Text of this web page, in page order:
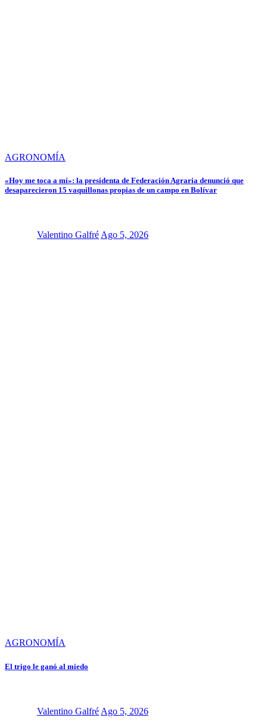
AGRONOMÍA
«Hoy me toca a mí»: la presidenta de Federación Agraria denunció que
desaparecieron 15 vaquillonas propias de un campo en Bolívar
Valentino GalfréAgo 5, 2026
AGRONOMÍA
El trigo le ganó al miedo
Valentino Galfré Ago 5, 2026